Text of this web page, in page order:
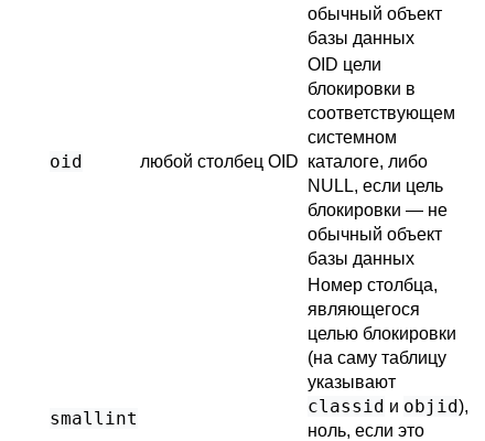
обычный объект
базы данных
oid любой столбец OID
OID цели
блокировки в
соответствующем
системном
каталоге, либо
NULL, если цель
блокировки — не
обычный объект
базы данных
smallint
Номер столбца,
являющегося
целью блокировки
(на саму таблицу
указывают
classid и objid),
ноль, если это